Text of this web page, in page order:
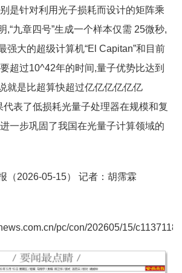
是针对利用光子损耗而设计的矩阵乘
,“九章四号”生成一个样本仅需 25微秒,
强大的超级计算机“El Capitan”和目前
超过10^42年的时间,量子优势比达到
就是比超算快超过亿亿亿亿亿亿
代表了低损耗光量子处理器在规模和复
一步巩固了我国在光量子计算领域的
2026-05-15） 记者：胡霈霖
pc/con/202605/15/